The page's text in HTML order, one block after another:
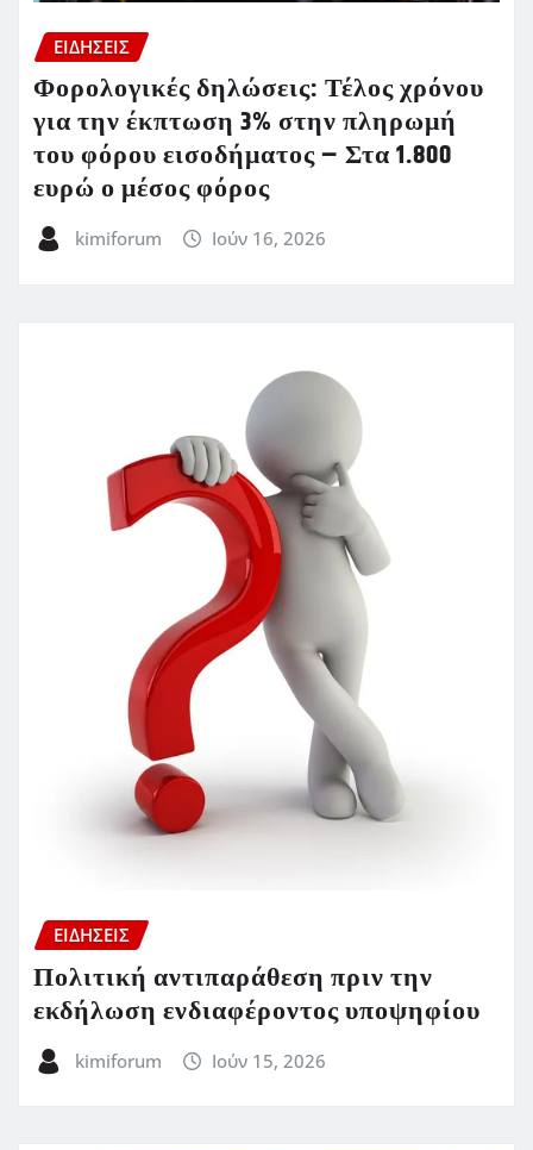
ΕΙΔΗΣΕΙΣ
Φορολογικές δηλώσεις: Τέλος χρόνου
για την έκπτωση 3% στην πληρωμή
του φόρου εισοδήματος – Στα 1.800
ευρώ ο μέσος φόρος
kimiforum Ιούν 16, 2026
ΕΙΔΗΣΕΙΣ
Πολιτική αντιπαράθεση πριν την
εκδήλωση ενδιαφέροντος υποψηφίου
kimiforum Ιούν 15, 2026